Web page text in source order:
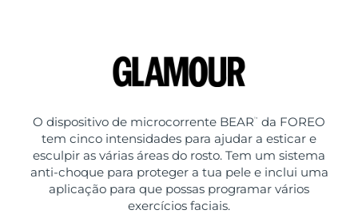
O dispositivo de microcorrente BEAR ™
da FOREO
tem cinco intensidades para ajudar a esticar e
esculpir as várias áreas do rosto. Tem um sistema
anti-choque para proteger a tua pele e inclui uma
aplicação para que possas programar vários
exercícios faciais.